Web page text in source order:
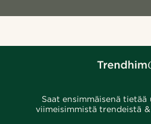
Saat ensimmäisenä
viimeisimmistä trendeistä